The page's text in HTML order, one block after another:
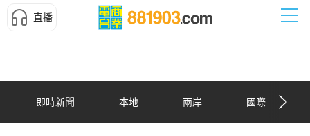
直播
即時新聞 本地 兩岸 國際